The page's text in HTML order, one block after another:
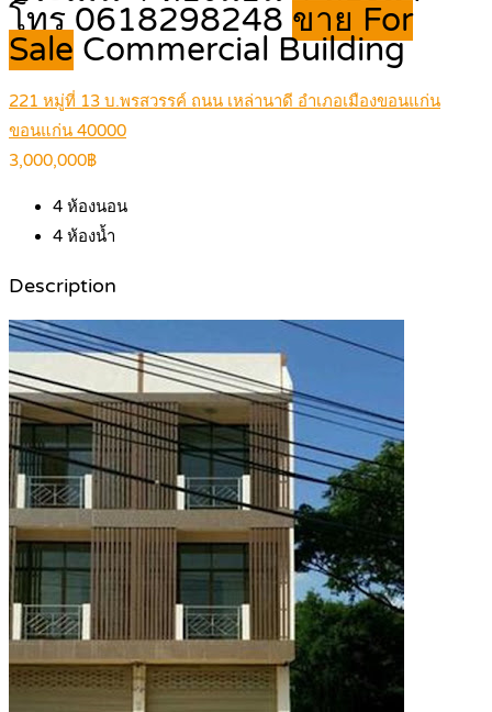
โทร 0618298248 ขาย For
Sale Commercial Building
221 หมู่ที่ 13 บ.พรสวรรค์ ถนน เหล่านาดี อำเภอเมืองขอนแก่น
ขอนแก่น 40000
3,000,000฿
4 ห้องนอน
4 ห้องน้ำ
Description